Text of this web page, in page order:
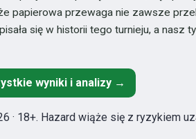
papierowa przewaga nie zawsze
się w historii tego turnieju, a nasz
wyniki i analizy →
· 18+. Hazard wiąże się z ryzykiem